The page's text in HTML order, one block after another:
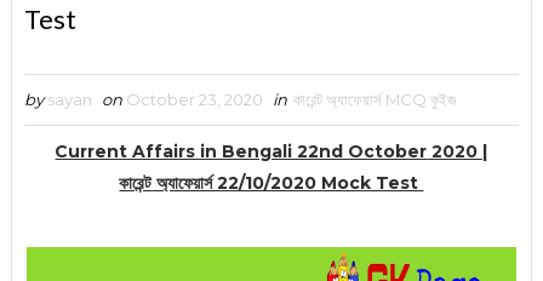
Test
by sayan on October 23, 2020 in কারেন্ট অ্যাফেয়ার্স MCQ কুইজ
Current Affairs in Bengali 22nd October 2020 |
কারেন্টঅ্যাফেয়ার্স 22/10/2020 Mock Test